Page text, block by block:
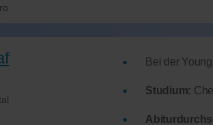
Bei der
Studium: